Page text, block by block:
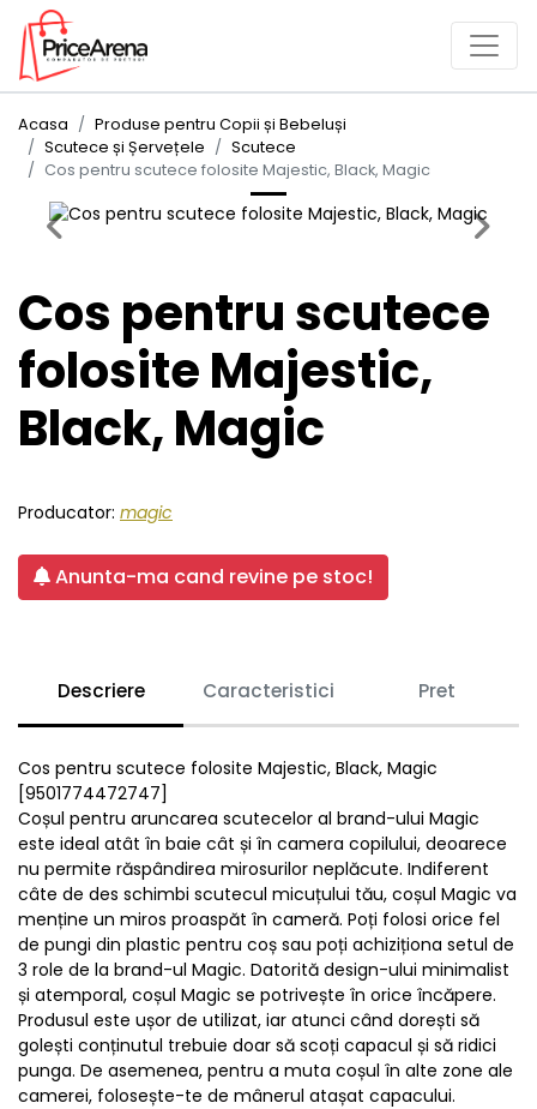
Acasa
Produse pentru Copii și Bebeluși
Scutece și Șervețele
Scutece
Cos pentru scutece folosite Majestic, Black, Magic
Previous Next
Cos pentru scutece
folosite Majestic,
Black, Magic
Producator: magic
Anunta-ma cand revine pe stoc!
Descriere Caracteristici Pret
Cos pentru scutece folosite Majestic, Black, Magic
[9501774472747]
Coșul pentru aruncarea scutecelor al brand-ului Magic
este ideal atât în baie cât și în camera copilului, deoarece
nu permite răspândirea mirosurilor neplăcute. Indiferent
câte de des schimbi scutecul micuțului tău, coșul Magic va
menține un miros proaspăt în cameră. Poți folosi orice fel
de pungi din plastic pentru coș sau poți achiziționa setul de
3 role de la brand-ul Magic. Datorită design-ului minimalist
și atemporal, coșul Magic se potrivește în orice încăpere.
Produsul este ușor de utilizat, iar atunci când dorești să
golești conținutul trebuie doar să scoți capacul și să ridici
punga. De asemenea, pentru a muta coșul în alte zone ale
camerei, folosește-te de mânerul atașat capacului.